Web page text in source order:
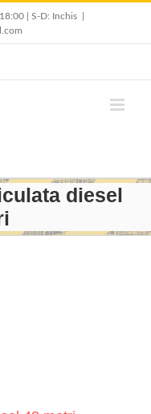
| S-D: Inchis
diesel